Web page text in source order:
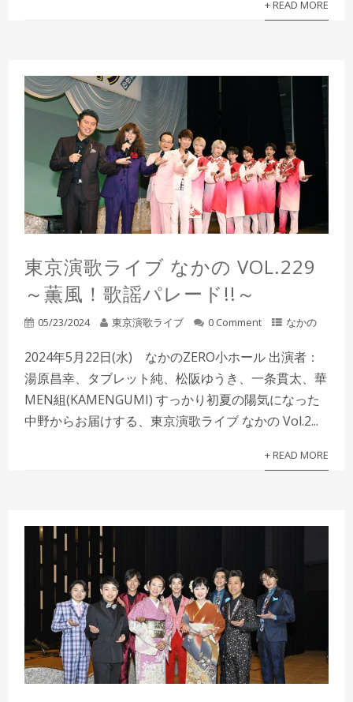
+ READ MORE
東京演歌ライブ なかの VOL.229
～薫風！歌謡パレード!!～
05/23/2024 東京演歌ライブ 0 Comment なかの
2024年5月22日(水) なかのZERO小ホール 出演者：
湯原昌幸、タブレット純、松阪ゆうき、一条貫太、華
MEN組(KAMENGUMI) すっかり初夏の陽気になった
中野からお届けする、東京演歌ライブ なかの Vol.2...
+ READ MORE